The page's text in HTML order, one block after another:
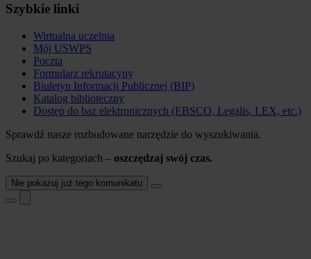
Szybkie linki
Wirtualna uczelnia
Mój USWPS
Poczta
Formularz rekrutacyny
Biuletyn Informacji Publicznej (BIP)
Katalog biblioteczny
Dostęp do baz elektronicznych (EBSCO, Legalis, LEX, etc.)
Sprawdź nasze rozbudowane narzędzie do wyszukiwania.
Szukaj po kategoriach – oszczędzaj swój czas.
Nie pokazuj już tego komunikatu